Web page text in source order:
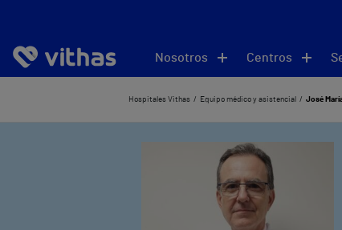
Nosotros Centros
Hospitales Vithas Equipo médico y asistencial José